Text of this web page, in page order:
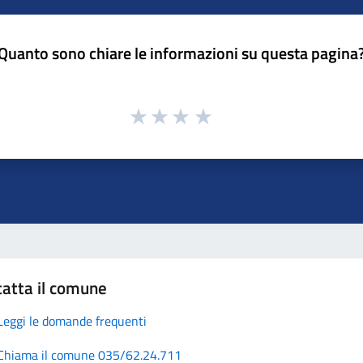
sono chiare le informazioni su questa
il comune
le domande frequenti
il comune 035/62.24.711